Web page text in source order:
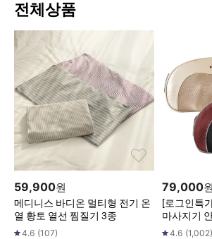
전체상품
59,900원
메디니스 바디온 멀티형 전기 온
열 황토 열선 찜질기 3종
4.6 (107)
79,000원
[로그인특
마사지기
드,골드,화
4.6 (1,002)